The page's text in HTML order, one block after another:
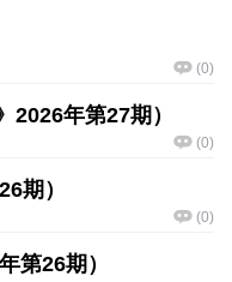
(0)
2026年第27期）
(0)
期）
(0)
第26期）